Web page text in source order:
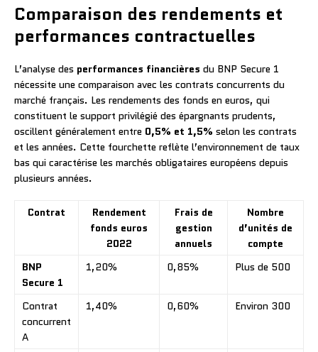
Comparaison des rendements et
performances contractuelles
L’analyse des performances financières du BNP Secure 1
nécessite une comparaison avec les contrats concurrents du
marché français. Les rendements des fonds en euros, qui
constituent le support privilégié des épargnants prudents,
oscillent généralement entre 0,5% et 1,5% selon les contrats
et les années. Cette fourchette reflète l’environnement de taux
bas qui caractérise les marchés obligataires européens depuis
plusieurs années.
Contrat
Rendement
fonds euros
2022
Frais de
gestion
annuels
Nombre
d’unités de
compte
BNP
Secure 1
1,20% 0,85% Plus de 500
Contrat
concurrent
A
1,40% 0,60% Environ 300